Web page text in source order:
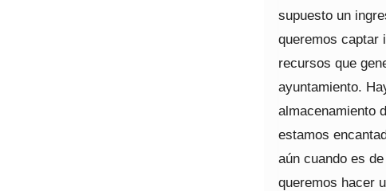
supuesto un
queremos captar
recursos que
ayuntamiento.
almacenamiento
estamos
aún cuando es
queremos hacer